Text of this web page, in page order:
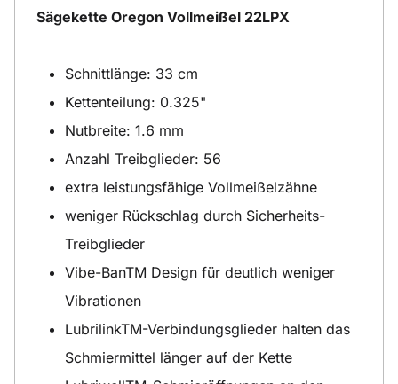
Sägekette Oregon Vollmeißel 22LPX
Schnittlänge: 33 cm
Kettenteilung: 0.325"
Nutbreite: 1.6 mm
Anzahl Treibglieder: 56
extra leistungsfähige Vollmeißelzähne
weniger Rückschlag durch Sicherheits-
Treibglieder
Vibe-BanTM Design für deutlich weniger
Vibrationen
LubrilinkTM-Verbindungsglieder halten das
Schmiermittel länger auf der Kette